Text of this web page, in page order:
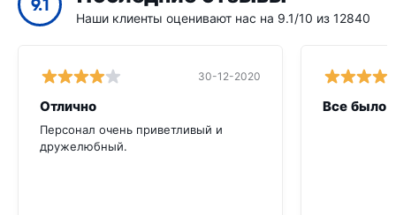
Наши клиенты оценивают нас на 9.1/10 из 12840
30-12-2020
Отлично
Персонал очень приветливый и
дружелюбный.
Все было